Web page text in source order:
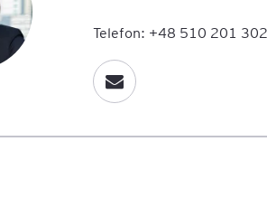
Telefon: +48 510 201 302